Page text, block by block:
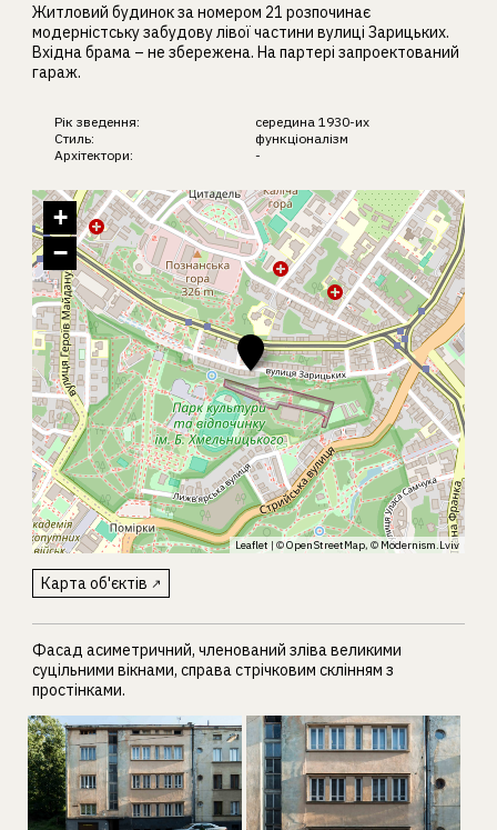
Житловий будинок за номером 21 розпочинає
модерністську забудову лівої частини вулиці Зарицьких.
Вхідна брама – не збережена. На партері запроектований
гараж.
Рік зведення:
середина 1930-их
Стиль:
функціоналізм
Архітектори:
-
+
−
Leaflet | ©OpenStreetMap, © Modernism.Lviv
Карта об'єктів
Фасад асиметричний, членований зліва великими
суцільними вікнами, справа стрічковим склінням з
простінками.